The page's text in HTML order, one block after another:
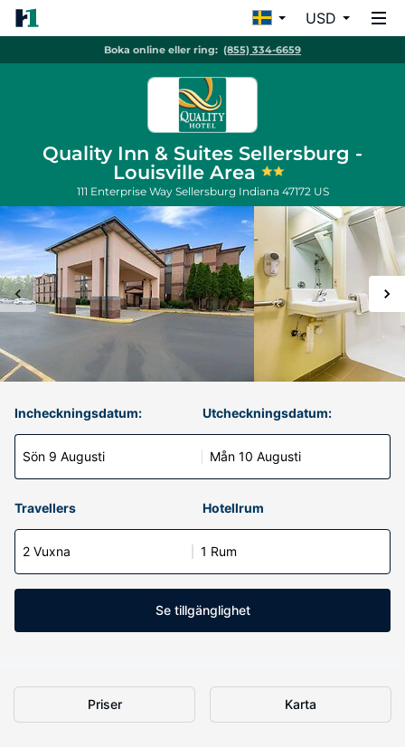
USD
Boka online eller ring: (855) 334-6659
Quality Inn & Suites Sellersburg -
Louisville Area
111 Enterprise Way Sellersburg Indiana 47172 US
Incheckningsdatum:
Sön 9 Augusti
Utcheckningsdatum:
Mån 10 Augusti
Travellers Hotellrum
2 Vuxna 1 Rum
Se tillgänglighet
Priser Karta